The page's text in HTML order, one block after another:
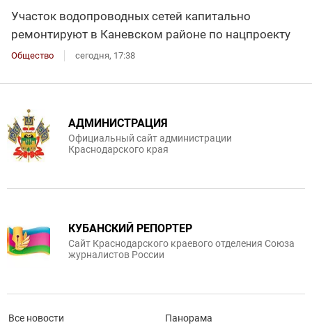
Участок водопроводных сетей капитально
ремонтируют в Каневском районе по нацпроекту
Общество сегодня, 17:38
АДМИНИСТРАЦИЯ
Официальный сайт администрации
Краснодарского края
КУБАНСКИЙ РЕПОРТЕР
Сайт Краснодарского краевого отделения Союза
журналистов России
Все новости Панорама